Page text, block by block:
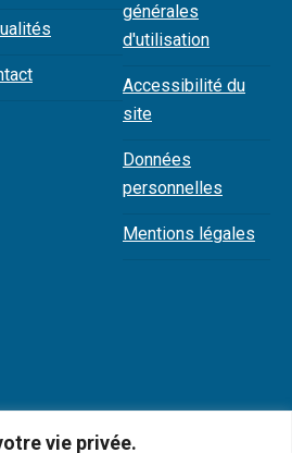
vie privée.
générales
d'utilisation
Accessibilité du
site
Données
personnelles
Mentions légales